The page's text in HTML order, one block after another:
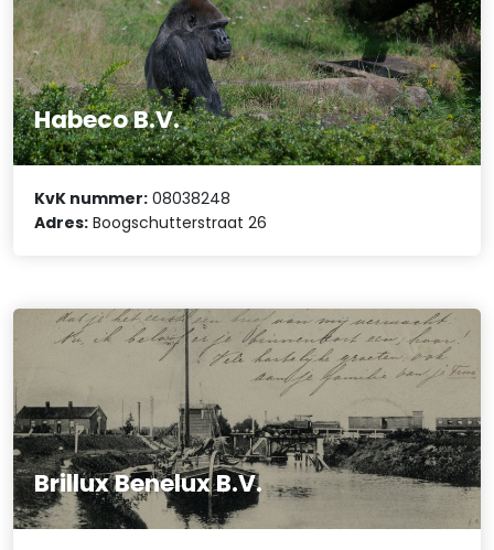
Habeco B.V.
KvK nummer: 08038248
Adres: Boogschutterstraat 26
Brillux Benelux B.V.